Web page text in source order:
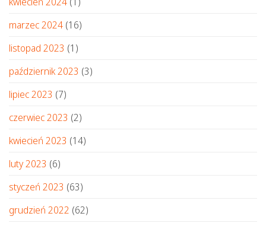
marzec 2024 (16)
listopad 2023 (1)
październik 2023 (3)
lipiec 2023 (7)
czerwiec 2023 (2)
kwiecień 2023 (14)
luty 2023 (6)
styczeń 2023 (63)
grudzień 2022 (62)